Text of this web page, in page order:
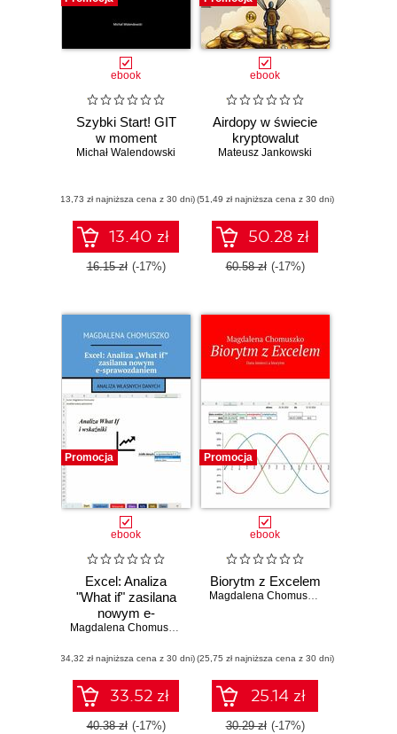
ebook
Szybki Start! GIT
w moment
Michał Walendowski
(13,73 zł najniższa cena z 30 dni)
13.40 zł
16.15 zł (-17%)
ebook
Airdopy w świecie
kryptowalut
Mateusz Jankowski
(51,49 zł najniższa cena z 30 dni)
50.28 zł
60.58 zł (-17%)
Promocja
ebook
Excel: Analiza
"What if" zasilana
nowym e-
sprawozdaniemMagdalena Chomuszko
(34,32 zł najniższa cena z 30 dni)
33.52 zł
40.38 zł (-17%)
Promocja
ebook
Biorytm z Excelem
Magdalena Chomuszko
(25,75 zł najniższa cena z 30 dni)
25.14 zł
30.29 zł (-17%)